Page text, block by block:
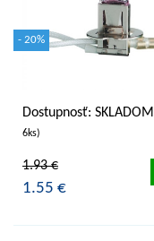
- 20%
Dostupnosť: SKLADOM
6ks)
1.93 €
1.55 €